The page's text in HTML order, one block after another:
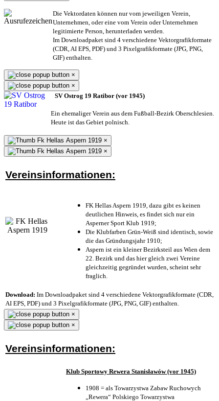
Die Vektordaten können nur vom jeweiligen Verein,
Unternehmen, oder eine vom Verein oder Unternehmen
legitimierte Person, herunterladen werden.
Im Downloadpaket sind 4 verschiedene Vektorgrafikformate
(CDR, AI EPS, PDF) und 3 Pixelgrafikformate (JPG, PNG,
GIF) enthalten.
×
×
SV Ostrog 19 Ratibor (vor 1945)
Ein ehemaliger Verein aus dem Fußball-Bezirk Oberschlesien.
Heute ist das Gebiet polnisch.
×
×
Vereinsinformationen:
FK Hellas Aspern 1919, dazu gibt es keinen
deutlichen Hinweis, es findet sich nur ein
Asperner Sport Klub 1919;
Die Klubfarben Grün-Weiß sind identisch, sowie
die das Gründungsjahr 1910;
Aspern ist ein kleiner Bezirksteil aus Wien dem
22. Bezirk und das hier gleich zwei Vereine
gleichzeitig gegründet wurden, scheint sehr
fraglich.
Download: Im Downloadpaket sind 4 verschiedene Vektorgrafikformate (CDR,
AI EPS, PDF) und 3 Pixelgrafikformate (JPG, PNG, GIF) enthalten.
×
×
Vereinsinformationen:
Klub Sportowy Rewera Stanisławów (vor 1945)
1908 = als Towarzystwa Zabaw Ruchowych
„Rewera“ Polskiego Towarzystwa